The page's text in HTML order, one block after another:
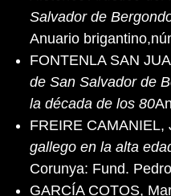
Salvador de
Anuario
FONTENLA SAN
de San Salvador de
la década de los 80
FREIRE CAMANIEL,
gallego en la alta
Corunya: Fund.
GARCÍA COTOS,